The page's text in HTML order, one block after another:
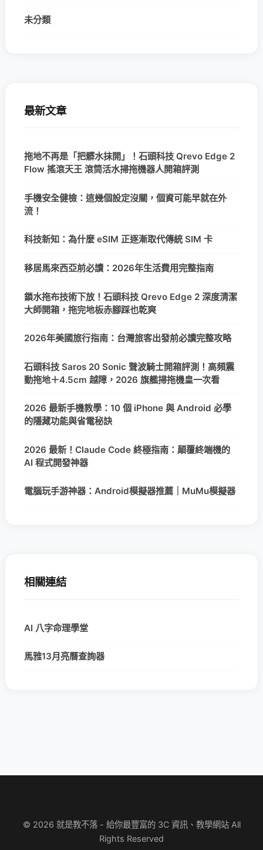
未分類
最新文章
拖地不再是「把髒水抹開」！石頭科技 Qrevo Edge 2
Flow 搖滾天王 滾筒活水掃拖機器人開箱評測
手機安全健檢：這幾個設定沒關，個資可能早就在外
流！
科技新知：為什麼 eSIM 正逐漸取代傳統 SIM 卡
移居馬來西亞前必讀：2026年生活費用完整指南
鎖水拖布技術下放！石頭科技 Qrevo Edge 2 深度清潔
大師開箱，拖完地板赤腳踩也乾爽
2026年美國旅行指南：台灣旅客出發前必讀完整攻略
石頭科技 Saros 20 Sonic 聲波騎士開箱評測！高頻震
動拖地＋4.5cm 越障，2026 旗艦掃拖機皇一次看
2026 最新手機教學：10 個 iPhone 與 Android 必學
的隱藏功能與省電秘訣
2026 最新！Claude Code 終極指南：顛覆終端機的
AI 程式開發神器
電腦玩手游神器：Android模擬器推薦｜MuMu模擬器
相關連結
AI 八字命理學堂
馬雅13月亮曆查詢器
© 2026 就是教不落 - 給你最豐富的 3C 資訊、教學網站 All
Rights Reserved